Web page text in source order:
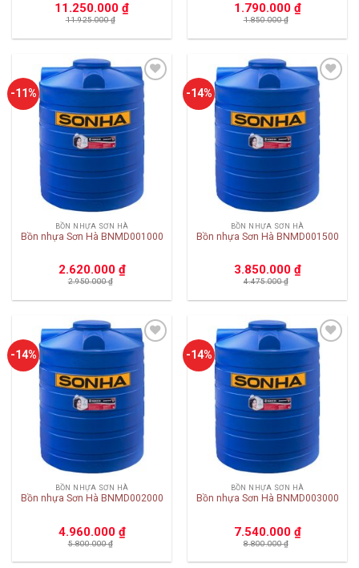
11.250.000 ₫
11.925.000₫
1.790.000 ₫
1.850.000₫
-11%
Add to
wishlist
BỒN NHỰA SƠN HÀ
Bồn nhựa Sơn Hà BNMD001000
2.620.000 ₫
2.950.000₫
-14%
Add to
wishlist
BỒN NHỰA SƠN HÀ
Bồn nhựa Sơn Hà BNMD001500
3.850.000 ₫
4.475.000₫
-14%
Add to
wishlist
BỒN NHỰA SƠN HÀ
Bồn nhựa Sơn Hà BNMD002000
4.960.000 ₫
5.800.000₫
-14%
Add to
wishlist
BỒN NHỰA SƠN HÀ
Bồn nhựa Sơn Hà BNMD003000
7.540.000 ₫
8.800.000₫